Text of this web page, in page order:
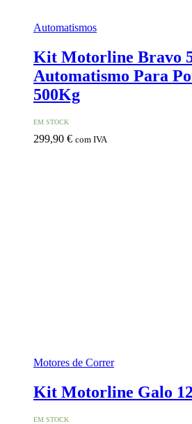
Automatismos
Kit Motorline Bravo
Automatismo Para
500Kg
EM STOCK
299,90 € com IVA
Motores de Correr
Kit Motorline Galo
EM STOCK